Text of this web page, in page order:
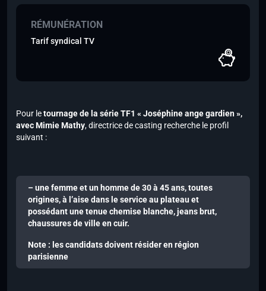
RÉMUNÉRATION
Tarif syndical TV
Pour letournage de la série TF1 « Joséphine ange gardien »,
avec Mimie Mathy, directrice de casting recherche le profil
suivant :
– une femme et un homme de 30 à 45 ans, toutes
origines, à l’aise dans le service au plateau et
possédant une tenue chemise blanche, jeans brut,
chaussures de ville en cuir.
Note : les candidats doivent résider en région
parisienne